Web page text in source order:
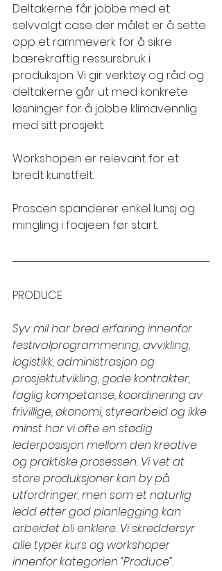
Deltakerne får jobbe med et
selvvalgt case der målet er å sette
opp et rammeverk for å sikre
bærekraftig ressursbruk i
produksjon. Vi gir verktøy og råd og
deltakerne går ut med konkrete
løsninger for å jobbe klimavennlig
med sitt prosjekt.
Workshopen er relevant for et
bredt kunstfelt.
Proscen spanderer enkel lunsj og
mingling i foajeen før start.
PRODUCE
Syv mil har bred erfaring innenfor
festivalprogrammering, avvikling,
logistikk, administrasjon og
prosjektutvikling, gode kontrakter,
faglig kompetanse, koordinering av
frivillige, økonomi, styrearbeid og ikke
minst har vi ofte en stødig
lederposisjon mellom den kreative
og praktiske prosessen. Vi vet at
store produksjoner kan by på
utfordringer, men som et naturlig
ledd etter god planlegging kan
arbeidet bli enklere. Vi skreddersyr
alle typer kurs og workshoper
innenfor kategorien “Produce”.